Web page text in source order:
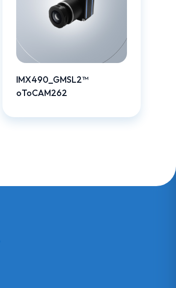
IMX490_GMSL2™
oToCAM262